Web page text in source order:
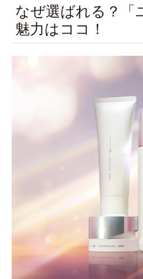
なぜ選ばれる？「
魅力はココ！